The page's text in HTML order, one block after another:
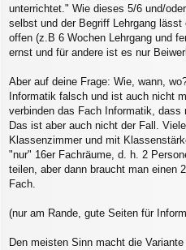
unterrichtet." Wie dieses 5/6 und/
selbst und der Begriff Lehrgang
offen (z.B 6 Wochen Lehrgang und
ernst und für andere ist es nur
Aber auf deine Frage: Wie, wann,
Informatik falsch und ist auch nicht
verbinden das Fach Informatik,
Das ist aber auch nicht der Fall.
Klassenzimmer und mit
"nur" 16er Fachräume, d. h. 2
teilen, aber dann braucht man einen
Fach.
(nur am Rande, gute Seiten für
Den meisten Sinn macht die